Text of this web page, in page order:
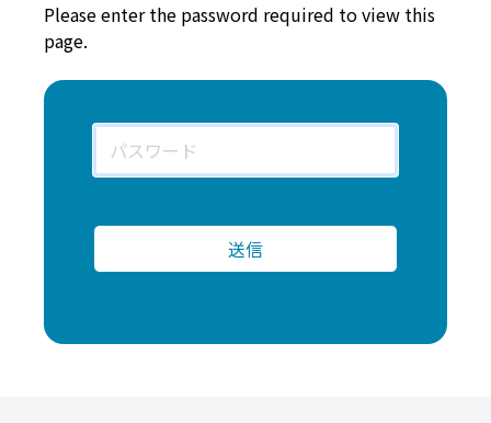
Please enter the password required to view this
page.
ス
ド